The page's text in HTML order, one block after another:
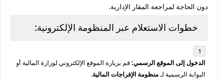
دون الحاجة لمراجعة المقار الإدارية.
خطوات الاستعلام عبر المنظومة الإلكترونية:
الدخول إلى الموقع الرسمي:قم بزيارة الموقع الإلكتروني لوزارة المالية أو
البوابة الرسمية لـمنظومة الإفراجات المالية.